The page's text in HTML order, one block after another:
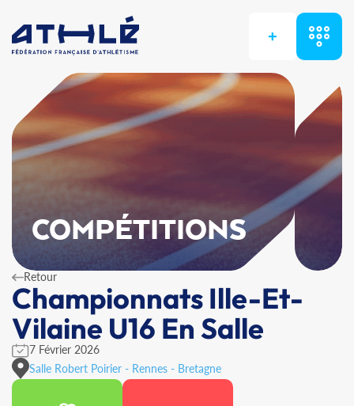
+
COMPÉTITIONS
Retour
Championnats Ille-Et-
Vilaine U16 En Salle
7 Février 2026
Salle Robert Poirier - Rennes - Bretagne